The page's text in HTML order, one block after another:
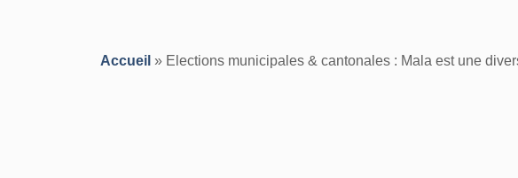
Accueil » Elections municipales & cantonales : Mala est une